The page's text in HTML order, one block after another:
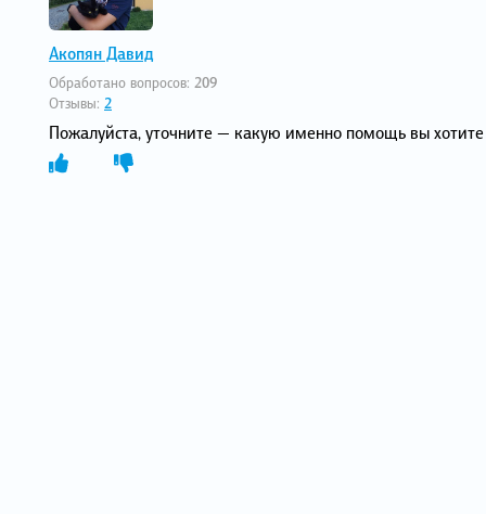
Акопян Давид
Обработано вопросов: 209
Отзывы: 2
Пожалуйста, уточните — какую именно помощь вы хотите